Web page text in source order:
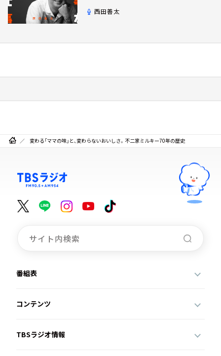
西田善太
変わる「ママの味」と、変わらないおいしさ。不二家ミルキー70年の歴史
番組表
コンテンツ
TBSラジオ情報